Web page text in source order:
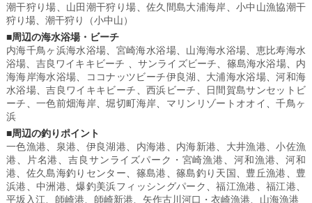
潮干狩り場
山田潮干狩り場 佐久間島大浦海岸
小中山漁協潮干
狩り場、 潮干狩り（小中山）
■周辺の海水浴場・ビーチ
内海千鳥ヶ浜海水浴場
宮崎海水浴場、 山海海水浴場
恵比寿海水
浴場
吉良ワイキキビーチ サンライズビーチ 篠島海水浴場、 内
海海岸海水浴場
ココナッツビーチ伊良湖 大浦海水浴場 、河和海
水浴場 、吉良ワイキキビーチ 西浜ビーチ
日間賀島サンセットビ
ーチ
、一色前畑海岸 、堀切町海岸 マリンリゾートオオイ 、千鳥ヶ
浜
■周辺の釣りポイント
一色漁港
泉港 伊良湖港 内海港 内海新港 大井漁港 、小佐漁
港
片名港 、吉良サンライズパーク・宮崎漁港 河和漁港 、河和
港
佐久島海釣りセンター 篠島港 篠島釣り天国 豊丘漁港
豊
浜港
、中洲港 、爆釣美浜フィッシングパーク 、福江漁港 、福江港
平坂入江
師崎港 師崎新港 矢作古川河口・衣崎漁港 山海漁港